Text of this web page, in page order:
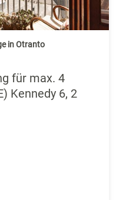
in Otranto
für max. 4
Kennedy 6, 2